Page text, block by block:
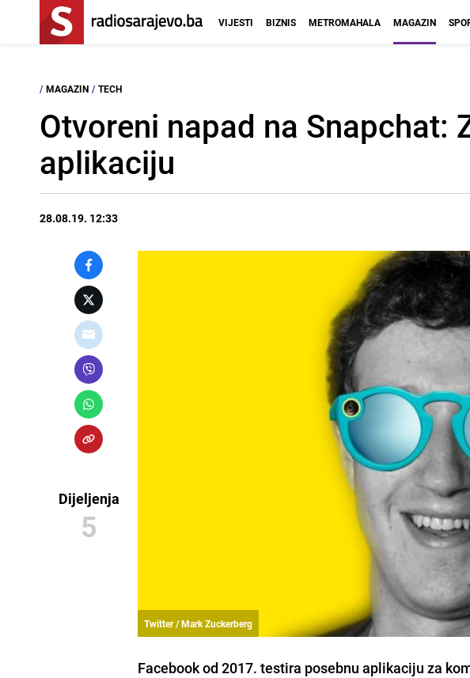
VIJESTI BIZNIS METROMAHALA MAGAZIN
/ MAGAZIN / TECH
Otvoreni napad na Snapchat:
aplikaciju
28.08.19. 12:33
Dijeljenja
5
Twitter / Mark Zuckerberg
Facebook od 2017. testira posebnu aplikaciju za